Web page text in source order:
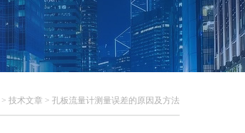
> 技术文章 > 孔板流量计测量误差的原因及方法